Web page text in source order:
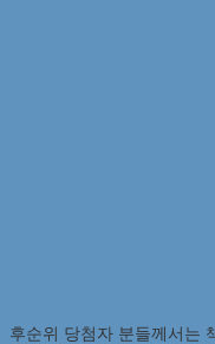
후순위 당첨자 분들께서는